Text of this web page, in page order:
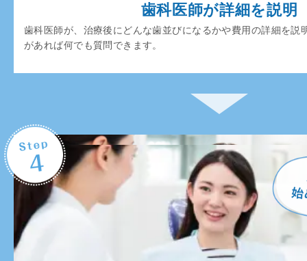
歯科医師が詳細を説明
歯科医師が、治療後にどんな歯並びになるかや費用の詳細を説
があれば何でも質問できます。